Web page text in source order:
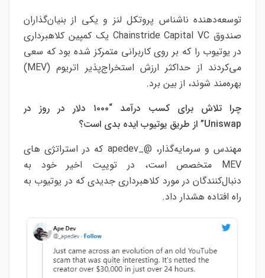
توسعه‌دهنده ناشناس پروتکل لنز و یکی از بنیان‌گذاران
صندوق Chainstride Capital VC یک کمپین کلاهبرداری
در یوتیوب را که بر روی کاربرانی متمرکز شده بود که سعی
می‌کردند از حداکثر ارزش استخراج‌پذیر اتریوم (MEV)
بهره‌مند شوند، از بین برد.
چرا تلاش برای کسب درآمد “۱۰۰۰ دلار در روز در
Uniswap” از طریق یوتیوب ایده بدی است؟
مهندس و سرمایه‌گذار، @_apedev که در استراتژی های
MEV متخصص است، در توییت اخیر خود به
دنبال‌کنندگان در مورد کلاهبرداری جدیدی که در یوتیوب به
راه افتاده ​​هشدار داد.